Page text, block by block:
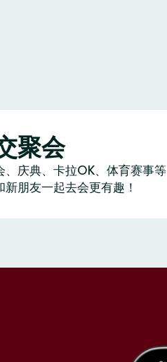
聚会
、庆典、卡拉OK、体育赛事等
新朋友一起去会更有趣！